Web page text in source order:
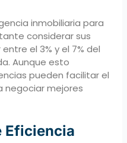
inmobiliaria para
considerar sus
el 3% y el 7% del
Aunque esto
pueden facilitar el
negociar mejores
Eficiencia